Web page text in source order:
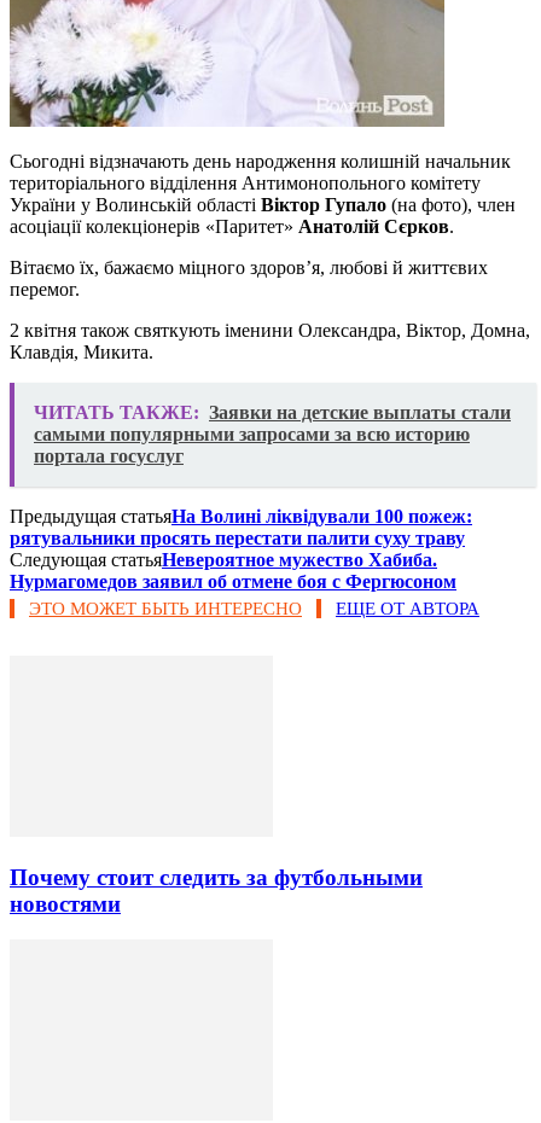
Сьогодні відзначають день народження колишній начальник
територіального відділення Антимонопольного комітету
України у Волинській області Віктор Гупало (на фото), член
асоціації колекціонерів «Паритет» Анатолій Сєрков.
Вітаємо їх, бажаємо міцного здоров’я, любові й життєвих
перемог.
2 квітня також святкують іменини Олександра, Віктор, Домна,
Клавдія, Микита.
ЧИТАТЬ ТАКЖЕ: Заявки на детские выплаты стали
самыми популярными запросами за всю историю
портала госуслуг
Предыдущая статьяНа Волині ліквідували 100 пожеж:
рятувальники просять перестати палити суху траву
Следующая статьяНевероятное мужество Хабиба.
Нурмагомедов заявил об отмене боя с Фергюсоном
ЭТО МОЖЕТ БЫТЬ ИНТЕРЕСНО ЕЩЕ ОТ АВТОРА
Почему стоит следить за футбольными
новостями